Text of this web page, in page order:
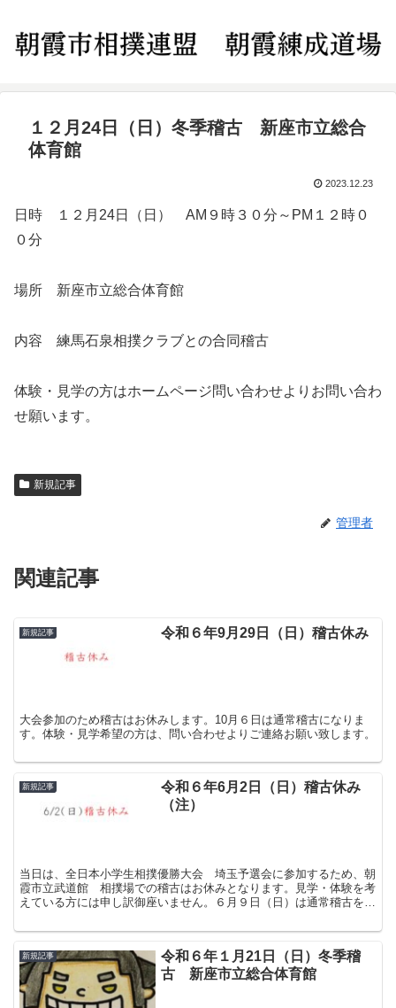
１２月24日（日）冬季稽古 新座市立総合
体育館
2023.12.23
日時 １２月24日（日） AM９時３０分～PM１２時０
０分
場所 新座市立総合体育館
内容 練馬石泉相撲クラブとの合同稽古
体験・見学の方はホームページ問い合わせよりお問い合わ
せ願います。
新規記事
管理者
関連記事
新規記事 令和６年9月29日（日）稽古休み
大会参加のため稽古はお休みします。10月６日は通常稽古になりま
す。体験・見学希望の方は、問い合わせよりご連絡お願い致します。
新規記事
令和６年6月2日（日）稽古休み
（注）
当日は、全日本小学生相撲優勝大会 埼玉予選会に参加するため、朝
霞市立武道館 相撲場での稽古はお休みとなります。見学・体験を考
えている方には申し訳御座いません。６月９日（日）は通常稽古をし
新規記事
令和６年１月21日（日）冬季稽
古 新座市立総合体育館